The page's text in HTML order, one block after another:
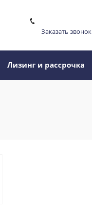
Заказать звонок
Лизинг и рассрочка